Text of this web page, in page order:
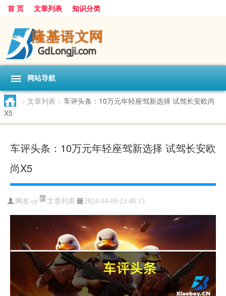
首 页 文章列表 知识分类
网站导航
> 文章列表 > 车评头条：10万元年轻座驾新选择 试驾长安欧尚
X5
车评头条：10万元年轻座驾新选择 试驾长安欧
尚X5
网友:cp 文章列表 2024-04-09 23:48:15